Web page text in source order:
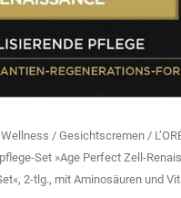
/Gesichtscremen /
Set »Age Perfect Zell-
2-tlg., mit Aminosäuren und